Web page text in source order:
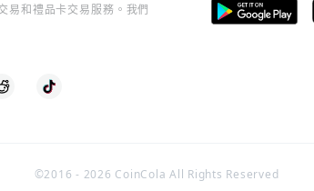
易和禮品卡交易服務。我們
©2016 - 2026 CoinCola All Rights Reserved